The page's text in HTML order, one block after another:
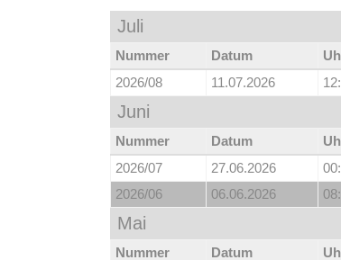
Juli
Nummer Datum
2026/08
11.07.2026
Juni
Nummer Datum
2026/07
27.06.2026
2026/06
06.06.2026
Mai
Nummer Datum